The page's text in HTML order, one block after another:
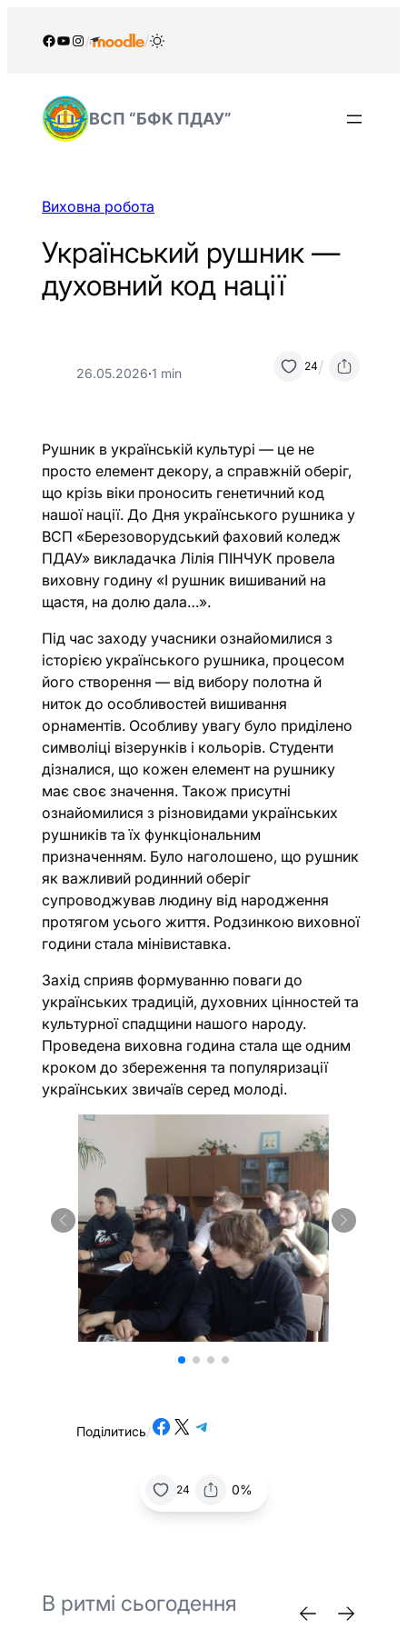
Facebook
YouTube
Instagram
/ /
ВСП “БФК ПДАУ”
Виховна робота
Український рушник —
духовний код нації
26.05.2026·1 min 24/
Рушник в українській культурі — це не
просто елемент декору, а справжній оберіг,
що крізь віки проносить генетичний код
нашої нації. До Дня українського рушника у
ВСП «Березоворудський фаховий коледж
ПДАУ» викладачка Лілія ПІНЧУК провела
виховну годину «І рушник вишиваний на
щастя, на долю дала…».
Під час заходу учасники ознайомилися з
історією українського рушника, процесом
його створення — від вибору полотна й
ниток до особливостей вишивання
орнаментів. Особливу увагу було приділено
символіці візерунків і кольорів. Студенти
дізналися, що кожен елемент на рушнику
має своє значення. Також присутні
ознайомилися з різновидами українських
рушників та їх функціональним
призначенням. Було наголошено, що рушник
як важливий родинний оберіг
супроводжував людину від народження
протягом усього життя. Родзинкою виховної
години стала мінівиставка.
Захід сприяв формуванню поваги до
українських традицій, духовних цінностей та
культурної спадщини нашого народу.
Проведена виховна година стала ще одним
кроком до збереження та популяризації
українських звичаїв серед молоді.
Поділитись/Share on Facebook
Share on X Share on Telegram
24 0%
В ритмі сьогодення